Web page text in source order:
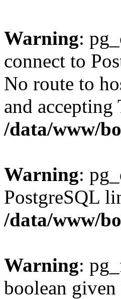
Warning:
connect to
No route to
and
/data/www/
Warning:
PostgreSQL
/data/www/
Warning:
boolean given